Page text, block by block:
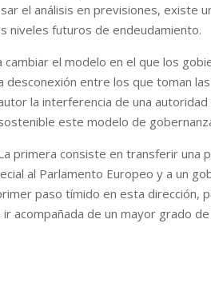
el análisis en previsiones, existe
niveles futuros de endeudamiento.
el modelo en el que los
entre los que toman
la interferencia de una
este modelo de
primera consiste en transferir una
al Parlamento Europeo y a un
paso tímido en esta dirección,
acompañada de un mayor grado